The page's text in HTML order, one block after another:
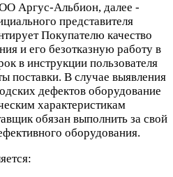
Аргус-Альбион, далее -
представителя
Покупателю качество
и его безотказную работу в
в инструкции пользователя
поставки. В случае выявления
дефектов оборудование
характеристикам
обязан выполнить за свой
оборудования.